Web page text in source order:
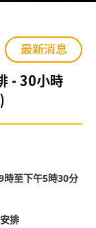
最新消息
- 30小時
時至下午5時30分
排